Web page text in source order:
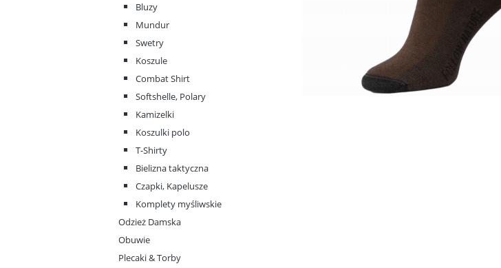
Bluzy
Mundur
Swetry
Koszule
Combat Shirt
Softshelle, Polary
Kamizelki
Koszulki polo
T-Shirty
Bielizna taktyczna
Czapki, Kapelusze
Komplety myśliwskie
Odzież Damska
Obuwie
Plecaki & Torby